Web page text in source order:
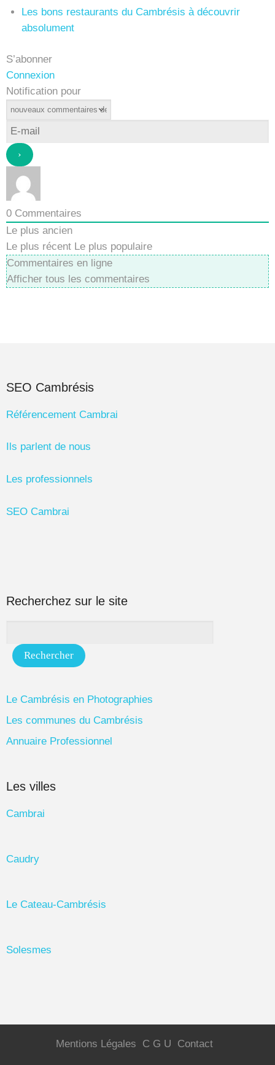
Les bons restaurants du Cambrésis à découvrir
absolument
S’abonner
Connexion
Notification pour
0 Commentaires
Le plus ancien
Le plus récent Le plus populaire
Commentaires en ligne
Afficher tous les commentaires
SEO Cambrésis
Référencement Cambrai
Ils parlent de nous
Les professionnels
SEO Cambrai
Recherchez sur le site
Le Cambrésis en Photographies
Les communes du Cambrésis
Annuaire Professionnel
Les villes
Cambrai
Caudry
Le Cateau-Cambrésis
Solesmes
Mentions Légales C G U Contact